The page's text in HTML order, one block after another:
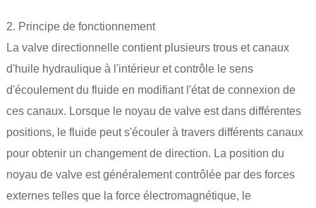
2. Principe de fonctionnement
La valve directionnelle contient plusieurs trous et canaux
d'huile hydraulique à l'intérieur et contrôle le sens
d'écoulement du fluide en modifiant l'état de connexion de
ces canaux. Lorsque le noyau de valve est dans différentes
positions, le fluide peut s'écouler à travers différents canaux
pour obtenir un changement de direction. La position du
noyau de valve est généralement contrôlée par des forces
externes telles que la force électromagnétique, le